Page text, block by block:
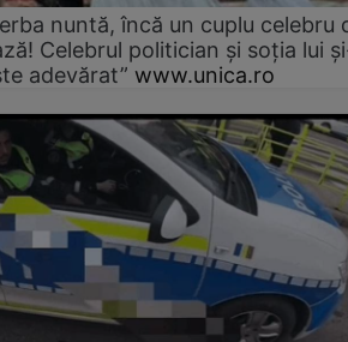
nuntă, încă un cuplu celebru
Celebrul politician și soția lui
adevărat” www.unica.ro